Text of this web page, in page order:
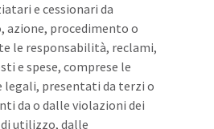
e cessionari da
azione, procedimento o
le responsabilità, reclami,
e spese, comprese le
legali, presentati da terzi o
da o dalle violazioni dei
utilizzo, dalle